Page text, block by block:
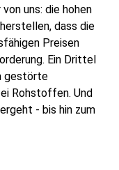
uns: die hohen
dass die
Preisen
Ein Drittel
gestörte
Rohstoffen. Und
- bis hin zum